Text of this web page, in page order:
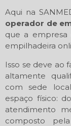
Aqui na
operador de
que a
empilhadeira
Isso se deve ao
altamente
com sede
espaço físico:
atendimento
composto